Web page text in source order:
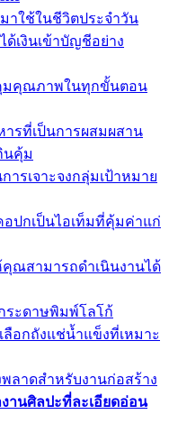
าใช้ในชีวิตประจำวัน
เงินเข้าบัญชีอย่าง
มคุณภาพในทุกขั้นตอน
ารที่เป็นการผสมผสาน
นคุ้ม
ารเจาะจงกลุ่มเป้าหมาย
ปกเป็นไอเท็มที่คุ้มค่าแก่
คุณสามารถดำเนินงานได้
ระดาษพิมพ์โลโก้
ลือกถังแช่น้ำแข็งที่เหมาะ
พลาดสำหรับงานก่อสร้าง
งานศิลปะที่ละเอียดอ่อน